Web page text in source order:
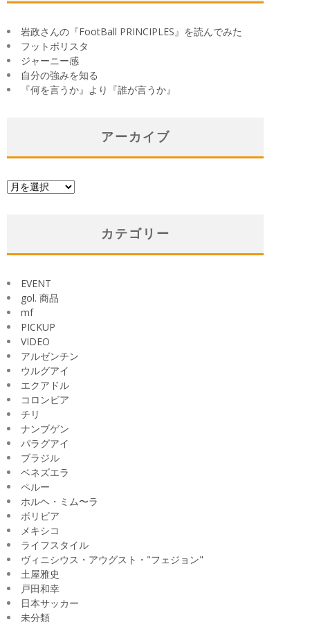
岩政さんの『FootBall PRINCIPLES』を読んでみた
フットボリスタ
ジャーニー感
自分の強みを知る
『何を言うか』より『誰が言うか』
アーカイブ
ア
カテゴリー
EVENT
gol. 商品
mf
PICKUP
VIDEO
アルゼンチン
ウルグアイ
エクアドル
コロンビア
チリ
ナンブゲン
パラグアイ
ブラジル
ベネズエラ
ペルー
ホルヘ・ミム〜ラ
ボリビア
メキシコ
ライフスタイル
ヴィニシウス・アウグスト・"フェジョン"
土屋雅史
戸田和幸
日本サッカー
未分類